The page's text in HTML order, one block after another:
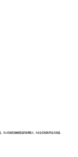
可以有效提高数据管道的处理能力，为企业带来更好的业务效果。